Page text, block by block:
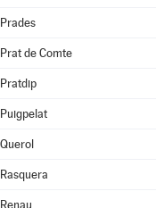
Prades
Prat de Comte
Pratdip
Puigpelat
Querol
Rasquera
Renau